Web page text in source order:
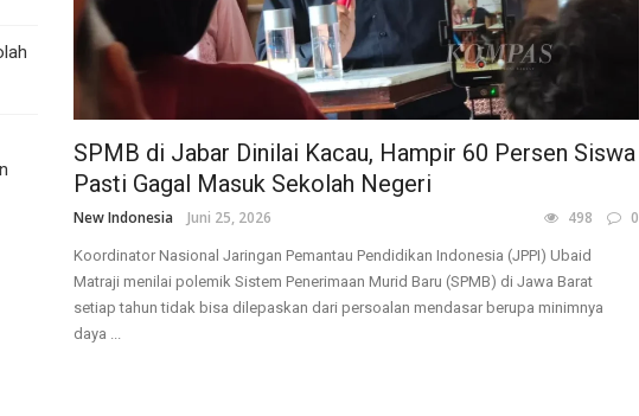
SPMB di Jabar Dinilai Kacau, Hampir 60 Persen Siswa
Pasti Gagal Masuk Sekolah Negeri
New Indonesia Juni 25, 2026 498 0
Koordinator Nasional Jaringan Pemantau Pendidikan Indonesia (JPPI) Ubaid
Matraji menilai polemik Sistem Penerimaan Murid Baru (SPMB) di Jawa Barat
setiap tahun tidak bisa dilepaskan dari persoalan mendasar berupa minimnya
daya ...